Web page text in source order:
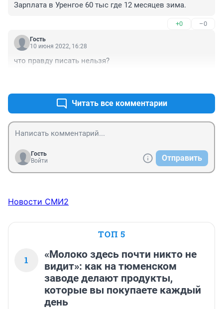
Зарплата в Уренгое 60 тыс где 12 месяцев зима.
+0 –0
Гость
10 июня 2022, 16:28
что правду писать нельзя?
Читать все комментарии
Гость
Войти
Отправить
Новости СМИ2
ТОП 5
1
«Молоко здесь почти никто не
видит»: как на тюменском
заводе делают продукты,
которые вы покупаете каждый
день